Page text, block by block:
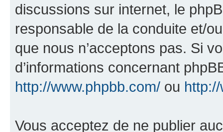
discussions sur internet, le
responsable de la conduite et/
que nous n’acceptons pas. Si
d’informations concernant
http://www.phpbb.com/ ou
Vous acceptez de ne publier